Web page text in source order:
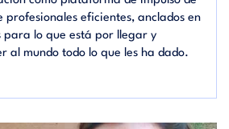
profesionales eficientes, anclados en
para lo que está por llegar y
al mundo todo lo que les ha dado.